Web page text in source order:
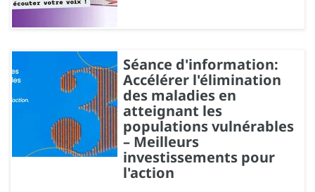
Séance d'information:
Accélérer l'élimination
des maladies en
atteignant les
populations vulnérables
– Meilleurs
investissements pour
l'action